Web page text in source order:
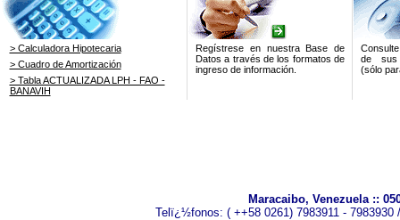
> Calculadora Hipotecaria
> Cuadro de Amortización
> Tabla ACTUALIZADA LPH - FAO -
BANAVIH
Regístrese en nuestra Base de
Datos a través de los formatos de
ingreso de información.
de sus
(sólo
Maracaibo, Venezuela ::
Telï¿½fonos: ( ++58 0261) 7983911 -